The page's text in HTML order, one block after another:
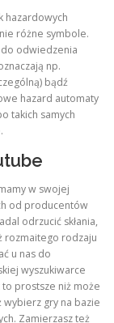
hazardowych
różne symbole.
odwiedzenia
np.
bądź
hazard automaty
takich samych
w swojej
od producentów
odrzucić skłania,
rozmaitego rodzaju
u nas do
wyszukiwarce
prostsze niż może
gry na bazie
Zamierzasz też